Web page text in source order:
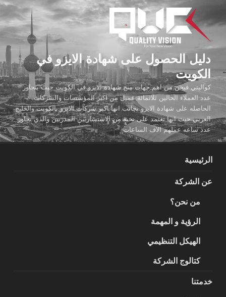
المحتوى
دليل الحصول على شهادة الايزو في
الكويت
كواليتي فيجن من اهم جهات منح شهادة الايزو في الكويت حيث يتجاوز
عدد العملاء الحالين ثلاثمائة عميل من اكبر المؤسسات والشركات
الحاصله على شهادة الايزو بجانب انها اكبر شركات الايزو بالكويت والخليج
العربي حيث انها تعتمد على نخبة من الاستشاريين المدربين والذي تجاوز
عدد ساعه عملهم الاف الساعات
الرئيسية
عن الشركة
من نحن؟
الرؤية و المهمة
الهيكل التنظيمي
كتالوج الشركة
خدمتنا